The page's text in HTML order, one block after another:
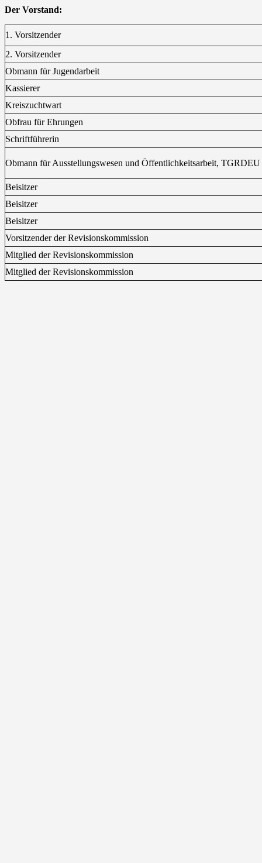
Der Vorstand:
1. Vorsitzender
2. Vorsitzender
Obmann für Jugendarbeit
Kassierer
Kreiszuchtwart
Obfrau für Ehrungen
Schriftführerin
Obmann für Ausstellungswesen und Öffentlichkeitsarbeit, TGRDEU
Beisitzer
Beisitzer
Beisitzer
Vorsitzender der Revisionskommission
Mitglied der Revisionskommission
Mitglied der Revisionskommission